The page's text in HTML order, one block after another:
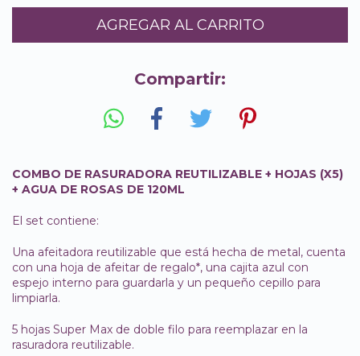
Compartir:
COMBO DE RASURADORA REUTILIZABLE + HOJAS (X5)
+ AGUA DE ROSAS DE 120ML
El set contiene:
Una afeitadora reutilizable que está hecha de metal, cuenta
con una hoja de afeitar de regalo*, una cajita azul con
espejo interno para guardarla y un pequeño cepillo para
limpiarla.
5 hojas Super Max de doble filo para reemplazar en la
rasuradora reutilizable.